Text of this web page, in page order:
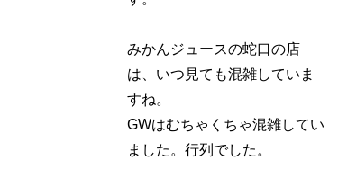
みかんジュースの蛇口の店
は、いつ見ても混雑していま
すね。
GWはむちゃくちゃ混雑してい
ました。行列でした。